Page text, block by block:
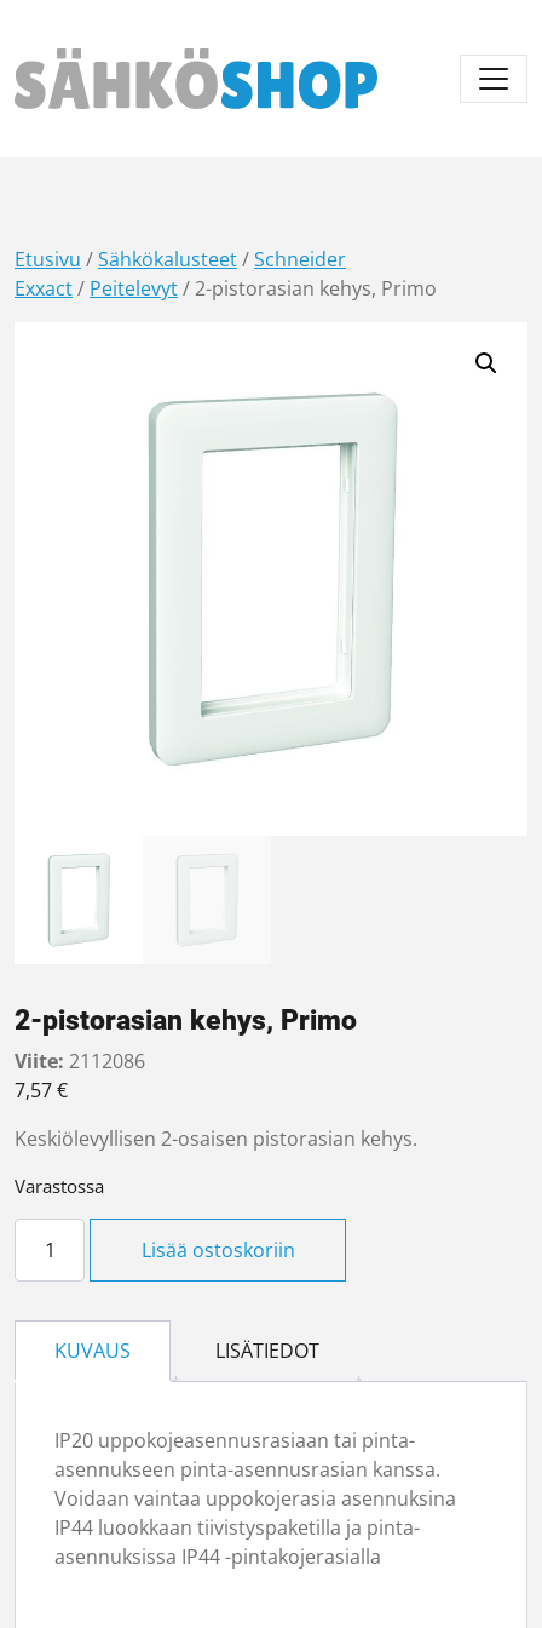
Päävalikko
Etusivu /Sähkökalusteet/Schneider
Exxact/ Peitelevyt/ 2-pistorasian kehys, Primo
2-pistorasian kehys, Primo
Viite: 2112086
7,57€
Keskiölevyllisen 2-osaisen pistorasian kehys.
Varastossa
Lisää ostoskoriin
KUVAUS LISÄTIEDOT
IP20 uppokojeasennusrasiaan tai pinta-
asennukseen pinta-asennusrasian kanssa.
Voidaan vaintaa uppokojerasia asennuksina
IP44 luookkaan tiivistyspaketilla ja pinta-
asennuksissa IP44 -pintakojerasialla